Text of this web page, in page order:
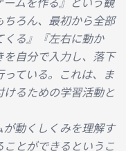
ろん、最初から全部
る』『左右に動か
自分で入力し、落下
ている。これは、ま
るための学習活動と
動くしくみを理解す
とができるというこ